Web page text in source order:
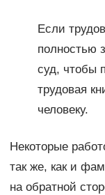
Если
полностью
суд, чтобы
трудовая
человеку.
Некоторые
так же, как и
на обратной